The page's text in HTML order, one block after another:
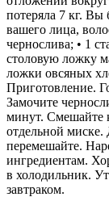
потеряла 7 кг. Вы
вашего лица,
чернослива; • 1
столовую ложку
ложки овсяных
Приготовление.
Замочите
минут. Смешайте
отдельной миске.
перемешайте.
ингредиентам.
в холодильник.
завтраком.